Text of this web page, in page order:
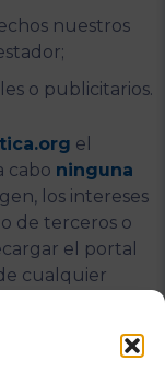
nuestros
o publicitarios.
el
cabo ninguna
los intereses
o de terceros o
el portal
cualquier
de que